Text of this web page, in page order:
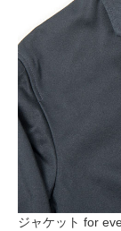
ジャケット for